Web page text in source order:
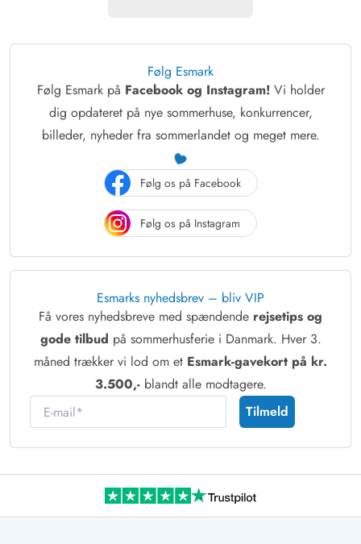
Følg Esmark
Følg Esmark på Facebook og Instagram!Vi holder
dig opdateret på nye sommerhuse, konkurrencer,
billeder, nyheder fra sommerlandet og meget mere.
Følg os på Facebook
Følg os på Instagram
Esmarks nyhedsbrev – bliv VIP
Få vores nyhedsbreve med spændende rejsetips og
gode tilbud på sommerhusferie i Danmark. Hver 3.
måned trækker vi lod om et Esmark-gavekort på kr.
3.500,-blandt alle modtagere.
E-mail
Tilmeld